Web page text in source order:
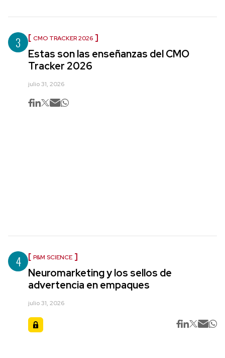
3 CMO TRACKER 2026
Estas son las enseñanzas del CMO
Tracker 2026
julio 31, 2026
4 P&M SCIENCE
Neuromarketing y los sellos de
advertencia en empaques
julio 31, 2026